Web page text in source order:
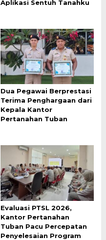
Aplikasi Sentuh Tanahku
Dua Pegawai Berprestasi
Terima Penghargaan dari
Kepala Kantor
Pertanahan Tuban
Evaluasi PTSL 2026,
Kantor Pertanahan
Tuban Pacu Percepatan
Penyelesaian Program